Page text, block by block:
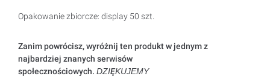
Opakowanie zbiorcze: display 50 szt.
Zanim powrócisz, wyróżnij ten produkt w jednym z
najbardziej znanych serwisów
społecznościowych. DZIĘKUJEMY